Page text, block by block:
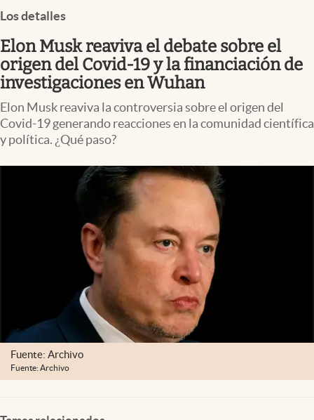
Colombia
Los detalles
Elon Musk reaviva el debate sobre el
origen del Covid-19 y la financiación de
investigaciones en Wuhan
Elon Musk reaviva la controversia sobre el origen del
Covid-19 generando reacciones en la comunidad científica
y política. ¿Qué paso?
Fuente: Archivo
Fuente: Archivo